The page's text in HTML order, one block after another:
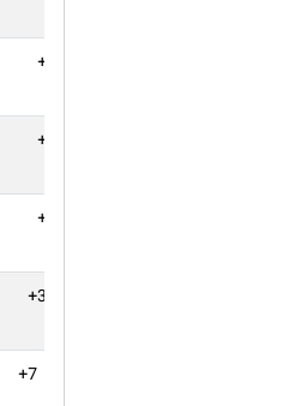
+1 круг
+1 круг
+1 круг
+3 круга
+7 кругов